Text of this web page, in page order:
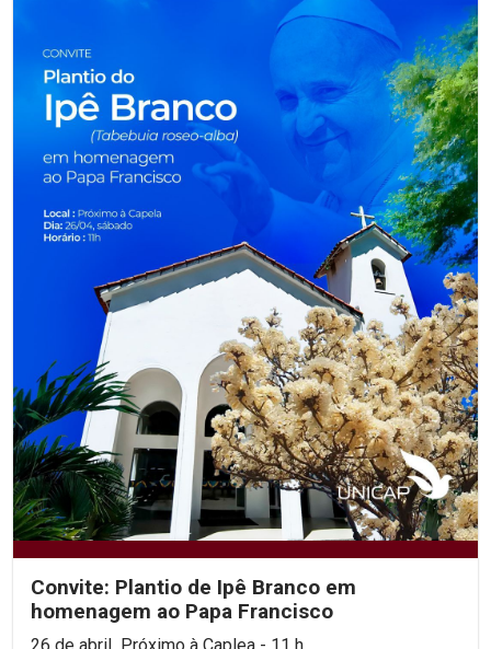
Convite: Plantio de Ipê Branco em
homenagem ao Papa Francisco
26 de abril Próximo à Caplea - 11 h